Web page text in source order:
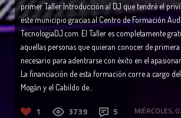
primer Taller Introducción al DJ que tendré el
este municipio gracias al Centro de Formación
TecnologiaDJ.com. El Taller es completamente
aquellas personas que quieran conocer de
necesario para adentrarse con éxito en el
La financiación de esta formación corre a cargo
Mogán y el Cabildo de...
1 3739 5 MIÉRCOLES,